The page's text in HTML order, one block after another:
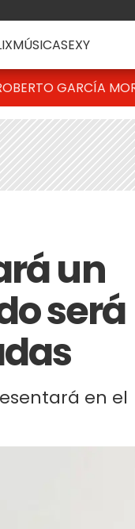
MÚSICASEXY
GARCÍA
un
será
en el